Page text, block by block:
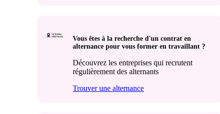
Vous êtes à la recherche d'un contrat en
alternance pour vous former en travaillant ?
Découvrez les entreprises qui recrutent
régulièrement des alternants
Trouver une alternance